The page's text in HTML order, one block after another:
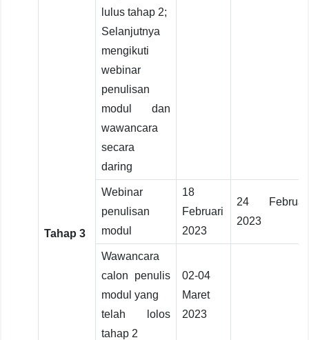
Tahap 3
lulus tahap 2;
Selanjutnya
mengikuti
webinar
penulisan
modul dan
wawancara
secara
daring
Webinar
penulisan
modul
18
Februari
2023
24
2023
Wawancara
calon penulis
modul yang
telah lolos
tahap 2
02-04
Maret
2023